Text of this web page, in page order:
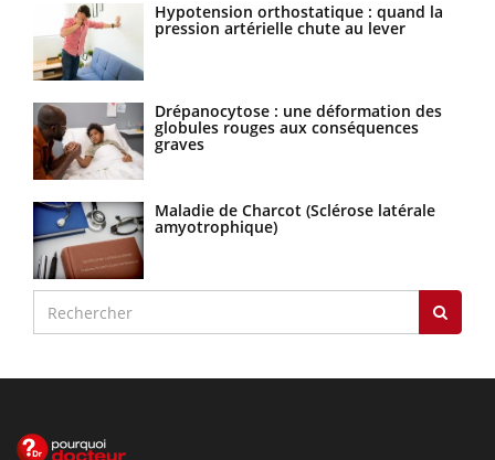
Hypotension orthostatique : quand la
pression artérielle chute au lever
Drépanocytose : une déformation des
globules rouges aux conséquences
graves
Maladie de Charcot (Sclérose latérale
amyotrophique)